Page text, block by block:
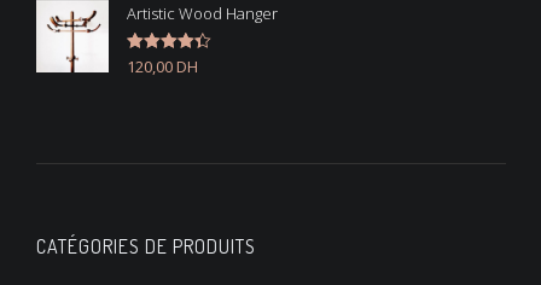
Artistic Wood Hanger
Note4.33
sur 5
120,00DH
CATÉGORIES DE PRODUITS